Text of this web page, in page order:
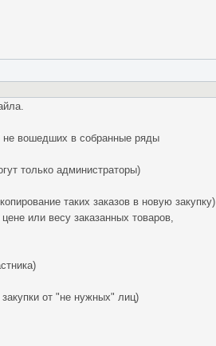
не вошедших в собранные ряды
только администраторы)
таких заказов в новую закупку)
или весу заказанных товаров,
от "не нужных" лиц)